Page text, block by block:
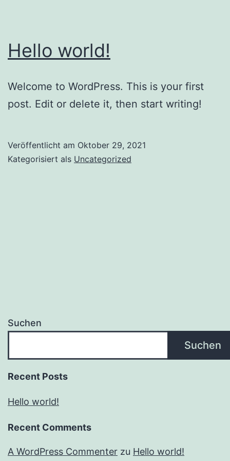
Hello world!
Welcome to WordPress. This is your first
post. Edit or delete it, then start writing!
Veröffentlicht am Oktober 29, 2021
Kategorisiert als Uncategorized
Suchen
Suchen
Recent Posts
Hello world!
Recent Comments
A WordPress Commenter zu Hello world!